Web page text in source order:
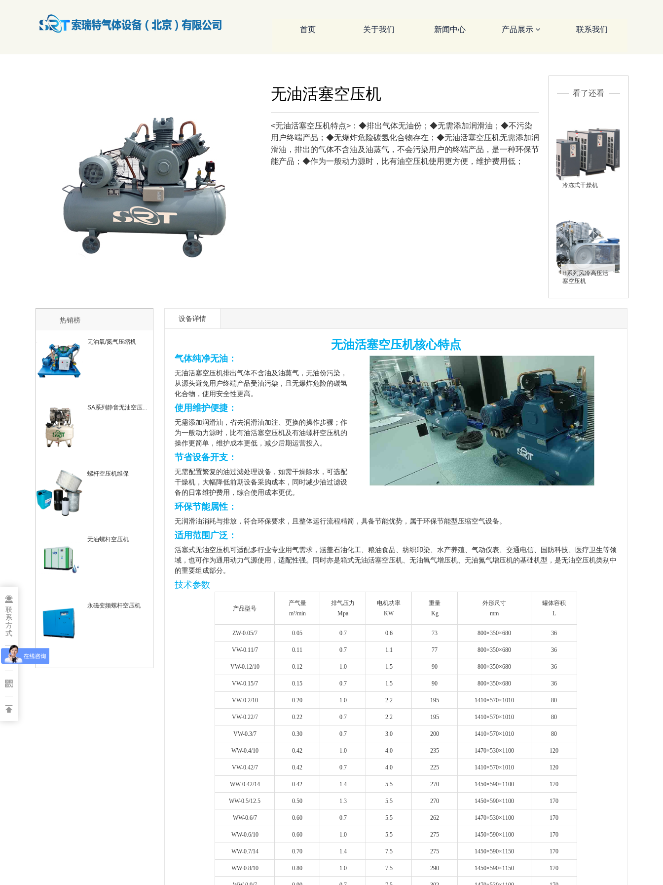
首页 关于我们 新闻中心 产品展示 联系我们
看了还看
冷冻式干燥机
H系列风冷高压活
塞空压机
无油活塞空压机
<无油活塞空压机特点>：◆排出气体无油份；◆无需添加润滑油；◆不污染
用户终端产品；◆无爆炸危险碳氢化合物存在；◆无油活塞空压机无需添加润
滑油，排出的气体不含油及油蒸气，不会污染用户的终端产品，是一种环保节
能产品；◆作为一般动力源时，比有油空压机使用更方便，维护费用低；
热销榜
无油氧/氮气压缩机
SA系列静音无油空压...
螺杆空压机维保
无油螺杆空压机
永磁变频螺杆空压机
设备详情
无油活塞空压机核心特点
气体纯净无油 ：
无油活塞空压机排出气体不含油及油蒸气，无油份污染，
从源头避免用户终端产品受油污染，且无爆炸危险的碳氢
化合物，使用安全性更高。
使用维护便捷 ：
无需添加润滑油 ，省去润滑油加注、更换的操作步骤；作
为一般动力源时，比有油活塞空压机及有油螺杆空压机的
操作更简单，维护成本更低，减少后期运营投入。
节省设备开支 ：
无需配置繁复的油过滤处理设备 ，如需干燥除水，可选配
干燥机 ，大幅降低前期设备采购成本，同时减少油过滤设
备的日常维护费用，综合使用成本更优。
环保节能属性 ：
无润滑油消耗与排放，符合环保要求，且整体运行流程精简，具备节能优势，属于环保节能型压缩空气设备。
适用范围广泛 ：
活塞式无油空压机可适配多行业专业用气需求，涵盖石油化工、粮油食品、纺织印染、水产养殖、气动仪表、交通电信、国防科技、医疗卫生等领
域，也可作为通用动力气源使用，适配性强。 同时亦是箱式无油活塞空压机、无油氧气增压机 、无油氮气增压机的基础机型，是无油空压机类别中
的重要组成部分。
技术参数
产品型号
产气量
m³/min
排气压力
Mpa
电机功率
KW
重量
Kg
外形尺寸
mm
罐体容积
L
ZW-0.05/7 0.05 0.7 0.6 73 800×350×680 36
VW-0.11/7 0.11 0.7 1.1 77 800×350×680 36
VW-0.12/10 0.12 1.0 1.5 90 800×350×680 36
VW-0.15/7 0.15 0.7 1.5 90 800×350×680 36
VW-0.2/10 0.20 1.0 2.2 195 1410×570×1010 80
VW-0.22/7 0.22 0.7 2.2 195 1410×570×1010 80
VW-0.3/7 0.30 0.7 3.0 200 1410×570×1010 80
WW-0.4/10 0.42 1.0 4.0 235 1470×530×1100 120
VW-0.42/7 0.42 0.7 4.0 225 1410×570×1010 120
WW-0.42/14 0.42 1.4 5.5 270 1450×590×1100 170
WW-0.5/12.5 0.50 1.3 5.5 270 1450×590×1100 170
WW-0.6/7 0.60 0.7 5.5 262 1470×530×1100 170
WW-0.6/10 0.60 1.0 5.5 275 1450×590×1100 170
WW-0.7/14 0.70 1.4 7.5 275 1450×590×1150 170
WW-0.8/10 0.80 1.0 7.5 290 1450×590×1150 170
联
系
方
式